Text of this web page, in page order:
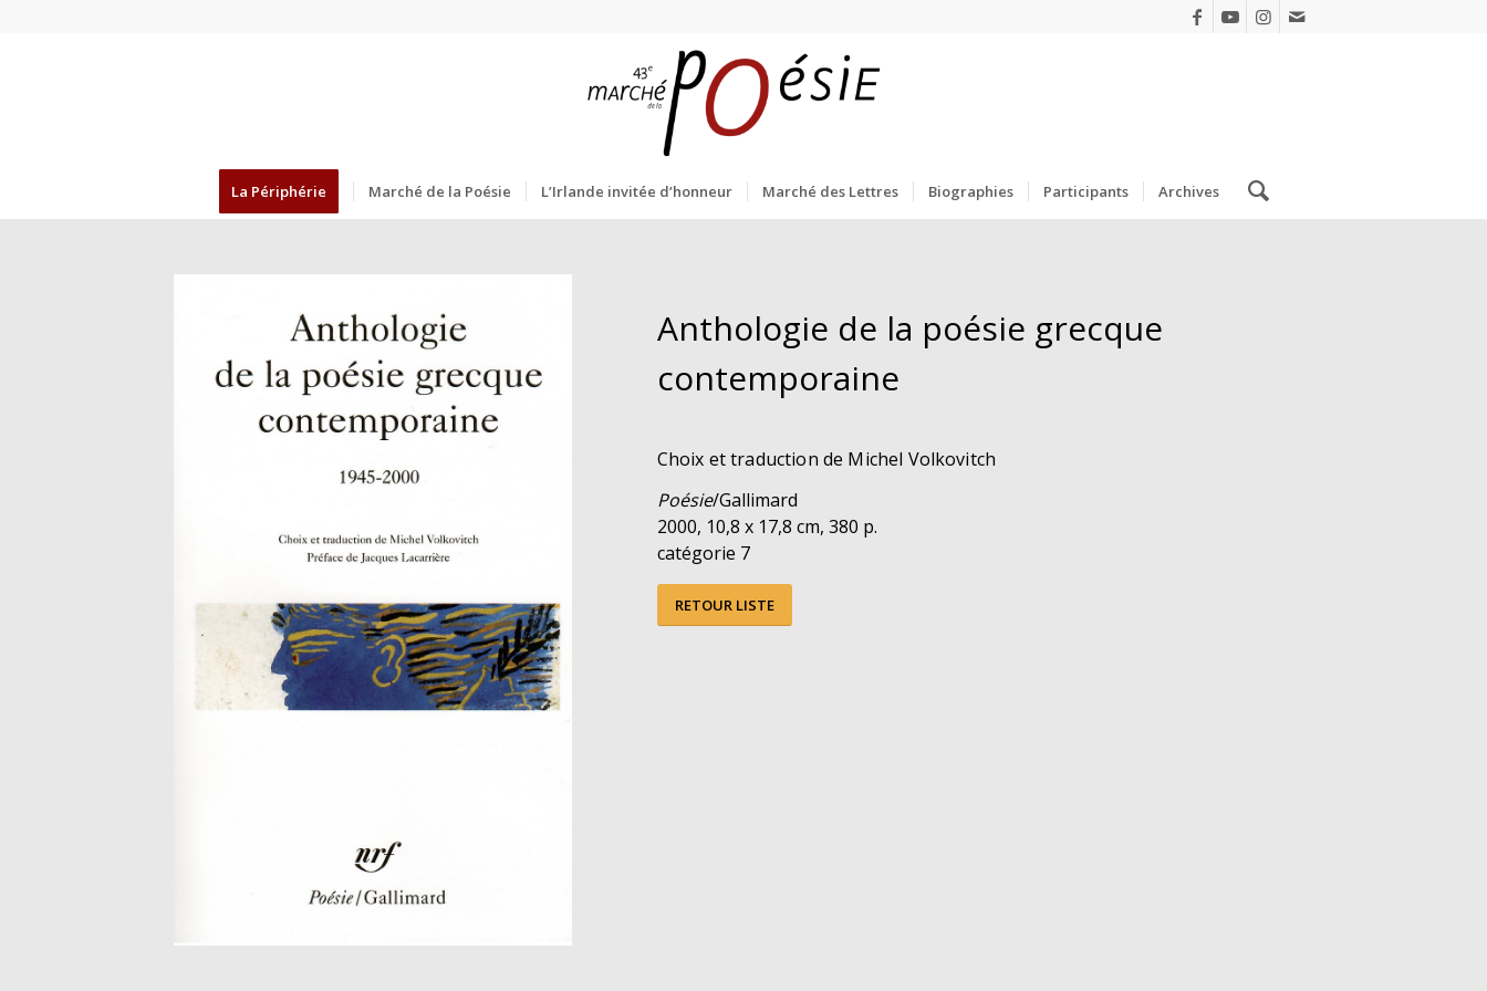
La Périphérie Marché de la Poésie L’Irlande invitée d’honneur Marché des Lettres Biographies Participants Archives
Anthologie de la poésie grecque
contemporaine
Choix et traduction de Michel Volkovitch
Poésie/Gallimard
2000, 10,8 x 17,8 cm, 380 p.
catégorie 7
RETOUR LISTE